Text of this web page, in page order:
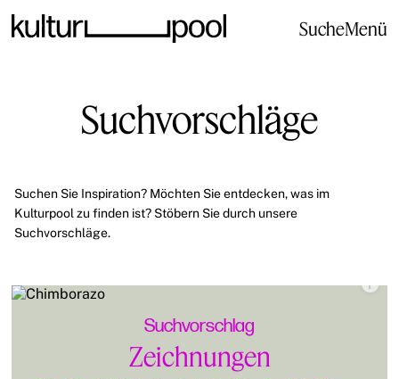
SucheMenü
Suchvorschläge
Suchen Sie Inspiration? Möchten Sie entdecken, was im
Kulturpool zu finden ist? Stöbern Sie durch unsere
Suchvorschläge.
Suchvorschlag
Zeichnungen